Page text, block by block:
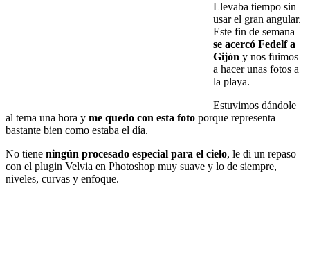
Llevaba tiempo sin
usar el gran angular.
Este fin de semana
se acercó Fedelf a
Gijón y nos fuimos
a hacer unas fotos a
la playa.
Estuvimos dándole
al tema una hora y me quedo con esta foto porque representa
bastante bien como estaba el día.
No tiene ningún procesado especial para el cielo, le di un repaso
con el plugin Velvia en Photoshop muy suave y lo de siempre,
niveles, curvas y enfoque.